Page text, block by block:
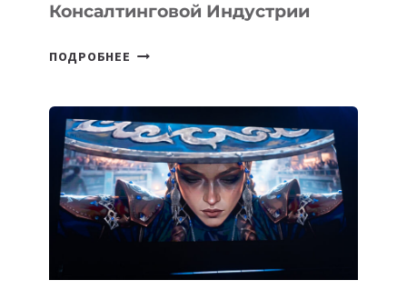
Консалтинговой Индустрии
ПОДРОБНЕЕ SILKROAD
В
PERCEPTIS
—
AI-
ПЛАТФОРМУ
ДЛЯ
ИНДУСТРИИ